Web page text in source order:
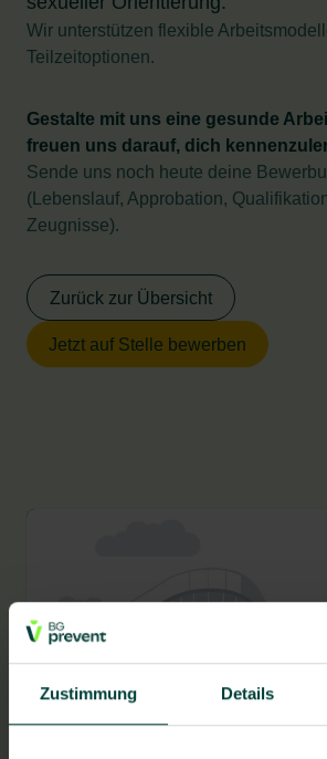
Zustimmung Details
Wir unterstützen flexible
Teilzeitoptionen.
Gestalte mit uns eine gesunde
freuen uns darauf, dich
Sende uns noch heute deine
(Lebenslauf, Approbation,
Zeugnisse).
Zurück zur Übersicht
Jetzt auf Stelle bewerben